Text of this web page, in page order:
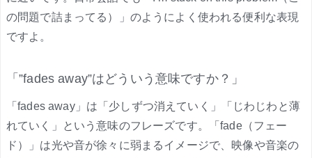
の問題で詰まってる）」のようによく使われる便利な表現
ですよ。
「”fades away”はどういう意味ですか？」
「fades away」は「少しずつ消えていく」「じわじわと薄
れていく」という意味のフレーズです。「fade（フェー
ド）」は光や音が徐々に弱まるイメージで、映像や音楽の